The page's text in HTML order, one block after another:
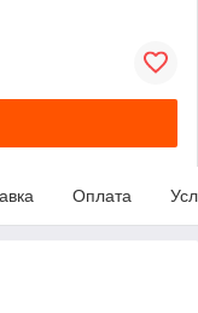
Оплата